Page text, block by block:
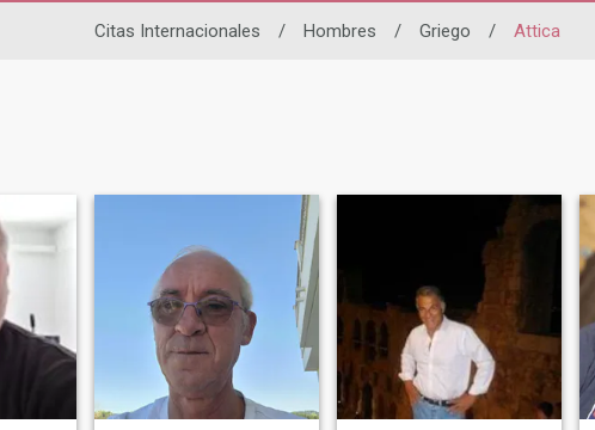
Citas Internacionales / Hombres / Griego / Attica